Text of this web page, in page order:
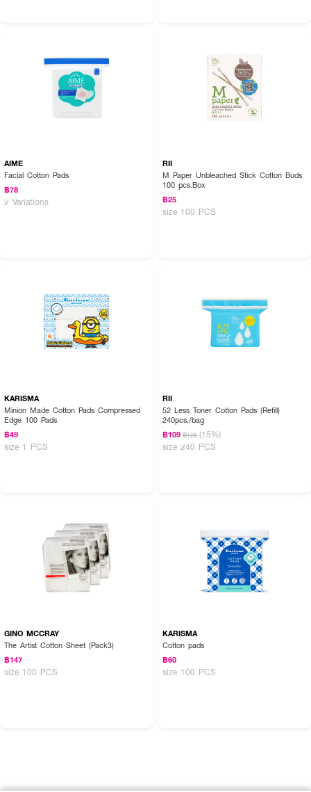
AIME
Facial Cotton Pads
฿78
2 Variations
RII
M Paper Unbleached Stick Cotton Buds
100 pcs.Box
฿25
size 100 PCS
KARISMA
Minion Made Cotton Pads Compressed
Edge 100 Pads
฿49
size 1 PCS
RII
52 Less Toner Cotton Pads (Refill)
240pcs./bag
฿109 ฿128 (15%)
size 240 PCS
GINO MCCRAY
The Artist Cotton Sheet (Pack3)
฿147
size 100 PCS
KARISMA
Cotton pads
฿60
size 100 PCS